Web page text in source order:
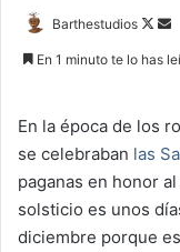
Barthestudios
En 1 minuto te lo has
En la época de los
se celebraban las
paganas en honor
solsticio es unos
diciembre porque